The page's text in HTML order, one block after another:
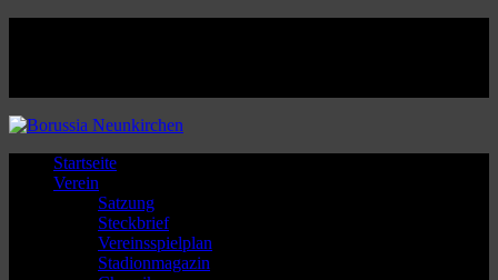
Startseite
Verein
Satzung
Steckbrief
Vereinsspielplan
Stadionmagazin